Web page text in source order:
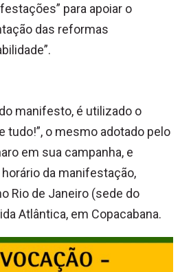
para apoiar o
das reformas
manifesto, é utilizado o
tudo!”, o mesmo adotado pelo
em sua campanha, e
da manifestação,
Rio de Janeiro (sede do
Atlântica, em Copacabana.